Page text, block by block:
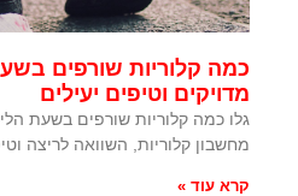
כמה קלוריות שורפים
מדויקים וטיפים יעילים
גלו כמה קלוריות שורפים בשעת
מחשבון קלוריות, השוואה לריצה
קרא עוד »